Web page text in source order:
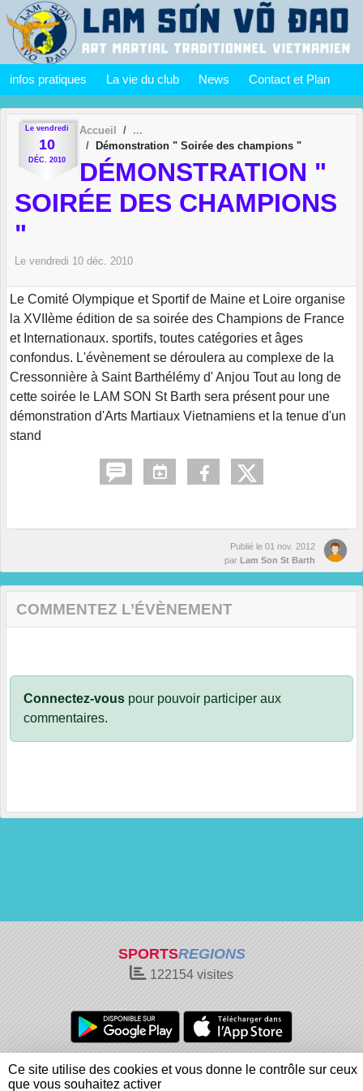
infos pratiques La vie du club News Contact et Plan
Le vendredi
10
DÉC. 2010
Accueil
Démonstration " Soirée des champions "
DÉMONSTRATION "
SOIRÉE DES CHAMPIONS
"
Le vendredi 10 déc. 2010
Le Comité Olympique et Sportif de Maine et Loire organise
la XVIIème édition de sa soirée des Champions de France
et Internationaux. sportifs, toutes catégories et âges
confondus. L'évènement se déroulera au complexe de la
Cressonnière à Saint Barthélémy d' Anjou Tout au long de
cette soirée le LAM SON St Barth sera présent pour une
démonstration d'Arts Martiaux Vietnamiens et la tenue d'un
stand
Publié le 01 nov. 2012
par Lam Son St Barth
COMMENTEZ L’ÉVÈNEMENT
Connectez-vous pour pouvoir participer aux
commentaires.
SPORTSREGIONS
122154 visites
Charte cookies
Gestion des cookies
Informations légales
Signaler un contenu inapproprié
Panneau de gestion des cookies
Ce site utilise des cookies et vous donne le contrôle sur ceux
que vous souhaitez activer